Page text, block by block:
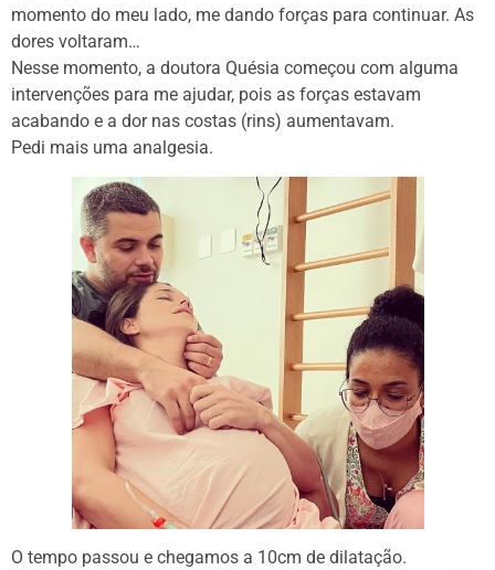
momento do meu lado, me dando forças para continuar. As
dores voltaram…
Nesse momento, a doutora Quésia começou com alguma
intervenções para me ajudar, pois as forças estavam
acabando e a dor nas costas (rins) aumentavam.
Pedi mais uma analgesia.
O tempo passou e chegamos a 10cm de dilatação.